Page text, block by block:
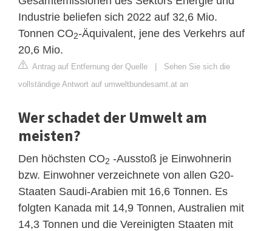
Industrie beliefen sich 2022 auf 32,6 Mio.
Tonnen CO2-Äquivalent, jene des Verkehrs auf
20,6 Mio.
Antrag auf Entfernung der Quelle | Sehen Sie sich die
vollständige Antwort auf umweltbundesamt.at an
Wer schadet der Umwelt am
meisten?
Den höchsten CO2 -Ausstoß je Einwohnerin
bzw. Einwohner verzeichnete von allen G20-
Staaten Saudi-Arabien mit 16,6 Tonnen. Es
folgten Kanada mit 14,9 Tonnen, Australien mit
14,3 Tonnen und die Vereinigten Staaten mit